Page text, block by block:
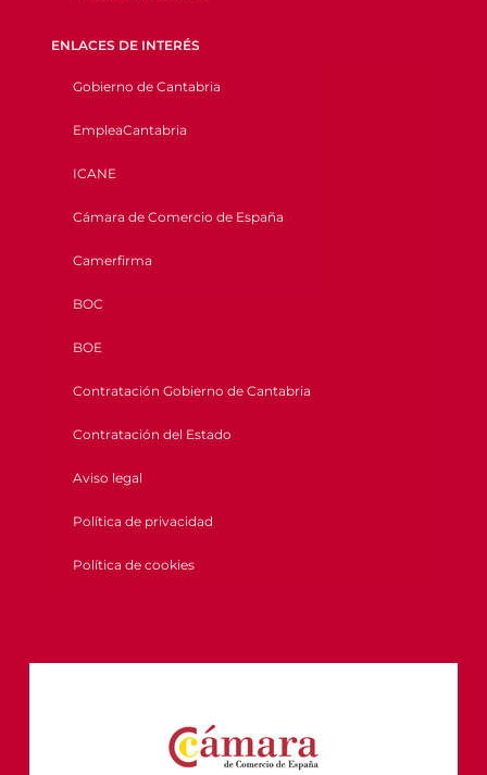
ENLACES DE INTERÉS
Gobierno de Cantabria
EmpleaCantabria
ICANE
Cámara de Comercio de España
Camerfirma
BOC
BOE
Contratación Gobierno de Cantabria
Contratación del Estado
Aviso legal
Política de privacidad
Política de cookies